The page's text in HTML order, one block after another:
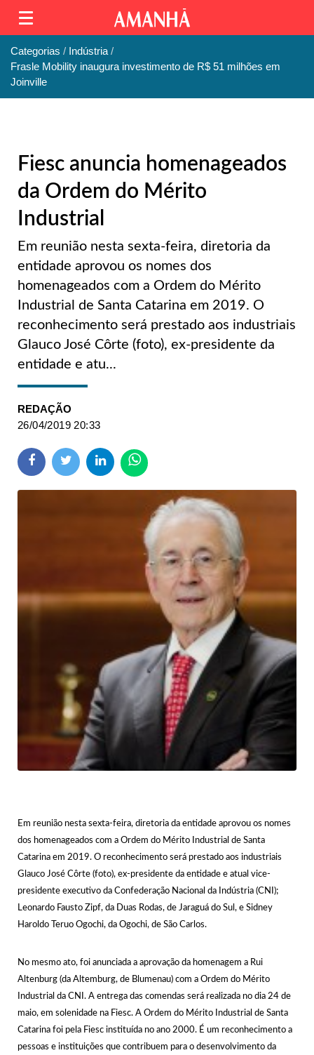
Categorias
Indústria
Frasle Mobility inaugura investimento de R$ 51 milhões em
Joinville
Fiesc anuncia homenageados
da Ordem do Mérito
Industrial
Em reunião nesta sexta-feira, diretoria da
entidade aprovou os nomes dos
homenageados com a Ordem do Mérito
Industrial de Santa Catarina em 2019. O
reconhecimento será prestado aos industriais
Glauco José Côrte (foto), ex-presidente da
entidade e atu...
REDAÇÃO
26/04/2019 20:33
Em reunião nesta sexta-feira, diretoria da entidade aprovou os nomes
dos homenageados com a Ordem do Mérito Industrial de Santa
Catarina em 2019. O reconhecimento será prestado aos industriais
Glauco José Côrte (foto), ex-presidente da entidade e atual vice-
presidente executivo da Confederação Nacional da Indústria (CNI);
Leonardo Fausto Zipf, da Duas Rodas, de Jaraguá do Sul, e Sidney
Haroldo Teruo Ogochi, da Ogochi, de São Carlos.
No mesmo ato, foi anunciada a aprovação da homenagem a Rui
Altenburg (da Altemburg, de Blumenau) com a Ordem do Mérito
Industrial da CNI. A entrega das comendas será realizada no dia 24 de
maio, em solenidade na Fiesc. A Ordem do Mérito Industrial de Santa
Catarina foi pela Fiesc instituída no ano 2000. É um reconhecimento a
pessoas e instituições que contribuem para o desenvolvimento da